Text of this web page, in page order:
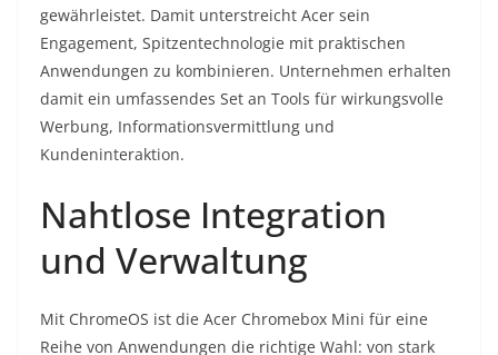
gewährleistet. Damit unterstreicht Acer sein
Engagement, Spitzentechnologie mit praktischen
Anwendungen zu kombinieren. Unternehmen erhalten
damit ein umfassendes Set an Tools für wirkungsvolle
Werbung, Informationsvermittlung und
Kundeninteraktion.
Nahtlose Integration
und Verwaltung
Mit ChromeOS ist die Acer Chromebox Mini für eine
Reihe von Anwendungen die richtige Wahl: von stark